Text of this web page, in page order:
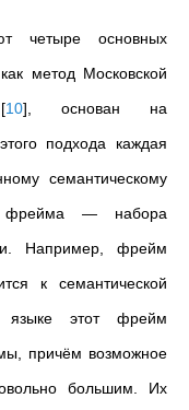
четыре основных
метод Московской
[10] , основан на
подхода каждая
семантическому
фрейма —набора
Например, фрейм
к семантической
этот фрейм
причём возможное
большим. Их